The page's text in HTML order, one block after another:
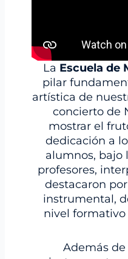
La Escuela de
pilar
artística de
concierto de
mostrar el
dedicación a
alumnos, bajo
profesores,
destacaron
instrumental,
nivel formativo
Además de